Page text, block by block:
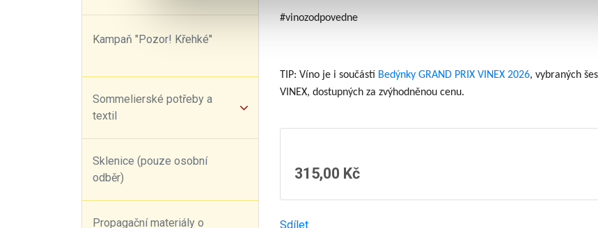
Kampaň "Pozor! Křehké"
Sommelierské potřeby a
textil
Sklenice (pouze osobní
odběr)
Propagační materiály o
#vinozodpovedne
TIP: Víno je i součástí Bedýnky GRAND PRIX VINEX 2026, vybraných
VINEX, dostupných za zvýhodněnou cenu.
315,00 Kč
Sdílet